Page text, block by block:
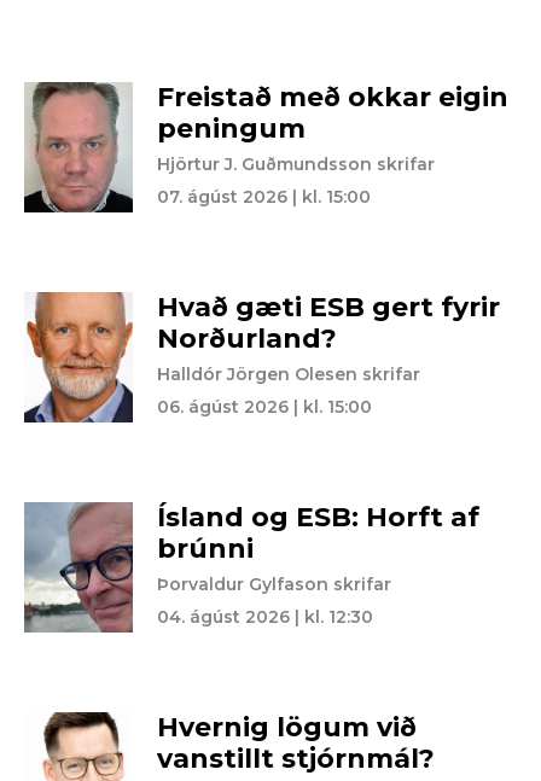
Freistað með okkar eigin
peningum
Hjörtur J. Guðmundsson skrifar
07. ágúst 2026 | kl. 15:00
Hvað gæti ESB gert fyrir
Norðurland?
Halldór Jörgen Olesen skrifar
06. ágúst 2026 | kl. 15:00
Ísland og ESB: Horft af
brúnni
Þorvaldur Gylfason skrifar
04. ágúst 2026 | kl. 12:30
Hvernig lögum við
vanstillt stjórnmál?